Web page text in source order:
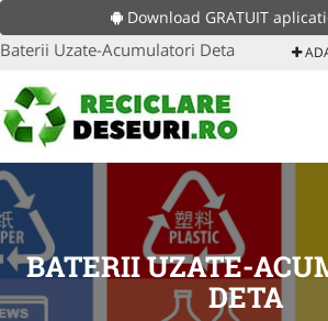
Download GRATUIT
Baterii Uzate-Acumulatori Deta
BATERII UZATE-
DETA